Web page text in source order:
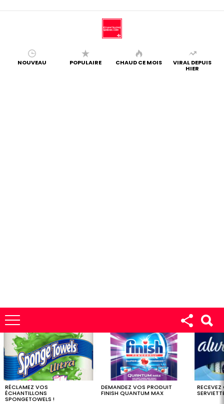
NOUVEAU POPULAIRE CHAUD CE MOIS VIRAL DEPUIS
HIER
LES
DERNIERS
ÉCHANTILLONS
RÉCLAMEZ VOS
ÉCHANTILLONS
SPONGETOWELS !
DEMANDEZ VOS PRODUIT
FINISH QUANTUM MAX